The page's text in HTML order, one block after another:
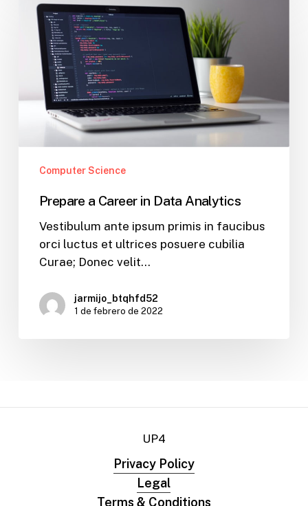
Career
Data
Analytics
Computer Science
Prepare a Career in Data Analytics
Vestibulum ante ipsum primis in faucibus
orci luctus et ultrices posuere cubilia
Curae; Donec velit…
jarmijo_btqhfd52
1 de febrero de 2022
UP4
Privacy Policy
Legal
Terms & Conditions